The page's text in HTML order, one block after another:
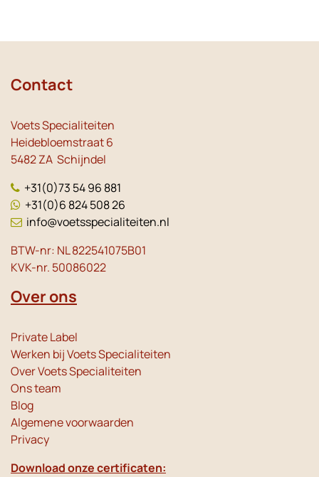
Contact
Voets Specialiteiten
Heidebloemstraat 6
5482 ZA Schijndel
+31(0)73 54 96 881
+31(0)6 824 508 26
info@voetsspecialiteiten.nl
BTW-nr: NL 822541075B01
KVK-nr. 50086022
Over ons
Private Label
Werken bij Voets Specialiteiten
Over Voets Specialiteiten
Ons team
Blog
Algemene voorwaarden
Privacy
Download onze certificaten: